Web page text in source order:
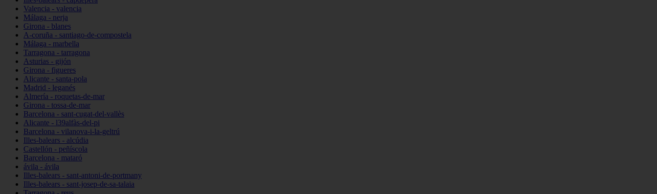
Valencia - valencia
Málaga - nerja
Girona - blanes
A-coruña - santiago-de-compostela
Málaga - marbella
Tarragona - tarragona
Asturias - gijón
Girona - figueres
Alicante - santa-pola
Madrid - leganés
Almería - roquetas-de-mar
Girona - tossa-de-mar
Barcelona - sant-cugat-del-vallès
Alicante - l39alfàs-del-pi
Barcelona - vilanova-i-la-geltrú
Illes-balears - alcúdia
Castellón - peñíscola
Barcelona - mataró
ávila - ávila
Illes-balears - sant-antoni-de-portmany
Illes-balears - sant-josep-de-sa-talaia